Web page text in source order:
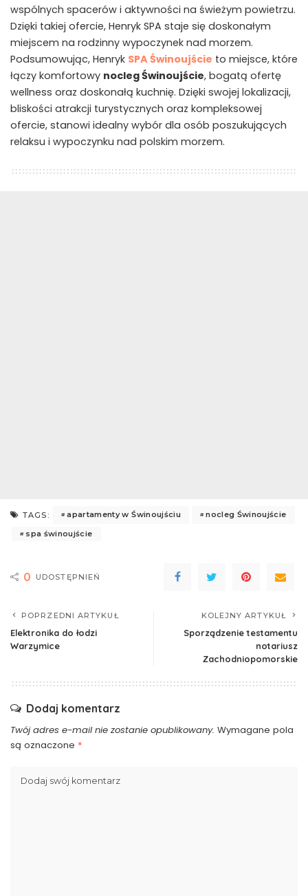
wspólnych spacerów i aktywności na świeżym powietrzu.
Dzięki takiej ofercie, Henryk SPA staje się doskonałym
miejscem na rodzinny wypoczynek nad morzem.
Podsumowując, Henryk SPA Świnoujście to miejsce, które
łączy komfortowy nocleg Świnoujście, bogatą ofertę
wellness oraz doskonałą kuchnię. Dzięki swojej lokalizacji,
bliskości atrakcji turystycznych oraz kompleksowej
ofercie, stanowi idealny wybór dla osób poszukujących
relaksu i wypoczynku nad polskim morzem.
TAGS: apartamenty w Świnoujściu
nocleg Świnoujście
spa świnoujście
0 UDOSTĘPNIEŃ
POPRZEDNI ARTYKUŁ
Elektronika do łodzi
Warzymice
KOLEJNY ARTYKUŁ
Sporządzenie testamentu
notariusz
Zachodniopomorskie
Dodaj komentarz
Twój adres e-mail nie zostanie opublikowany. Wymagane pola
są oznaczone *